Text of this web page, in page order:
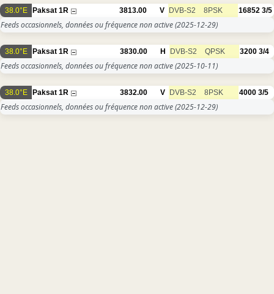
38.0°E Paksat 1R 3813.00 V DVB-S2 8PSK 16852 3/5
Feeds occasionnels, données ou fréquence non active(2025-12-29)
38.0°E Paksat 1R 3830.00 H DVB-S2 QPSK 3200 3/4
Feeds occasionnels, données ou fréquence non active(2025-10-11)
38.0°E Paksat 1R 3832.00 V DVB-S2 8PSK 4000 3/5
Feeds occasionnels, données ou fréquence non active(2025-12-29)